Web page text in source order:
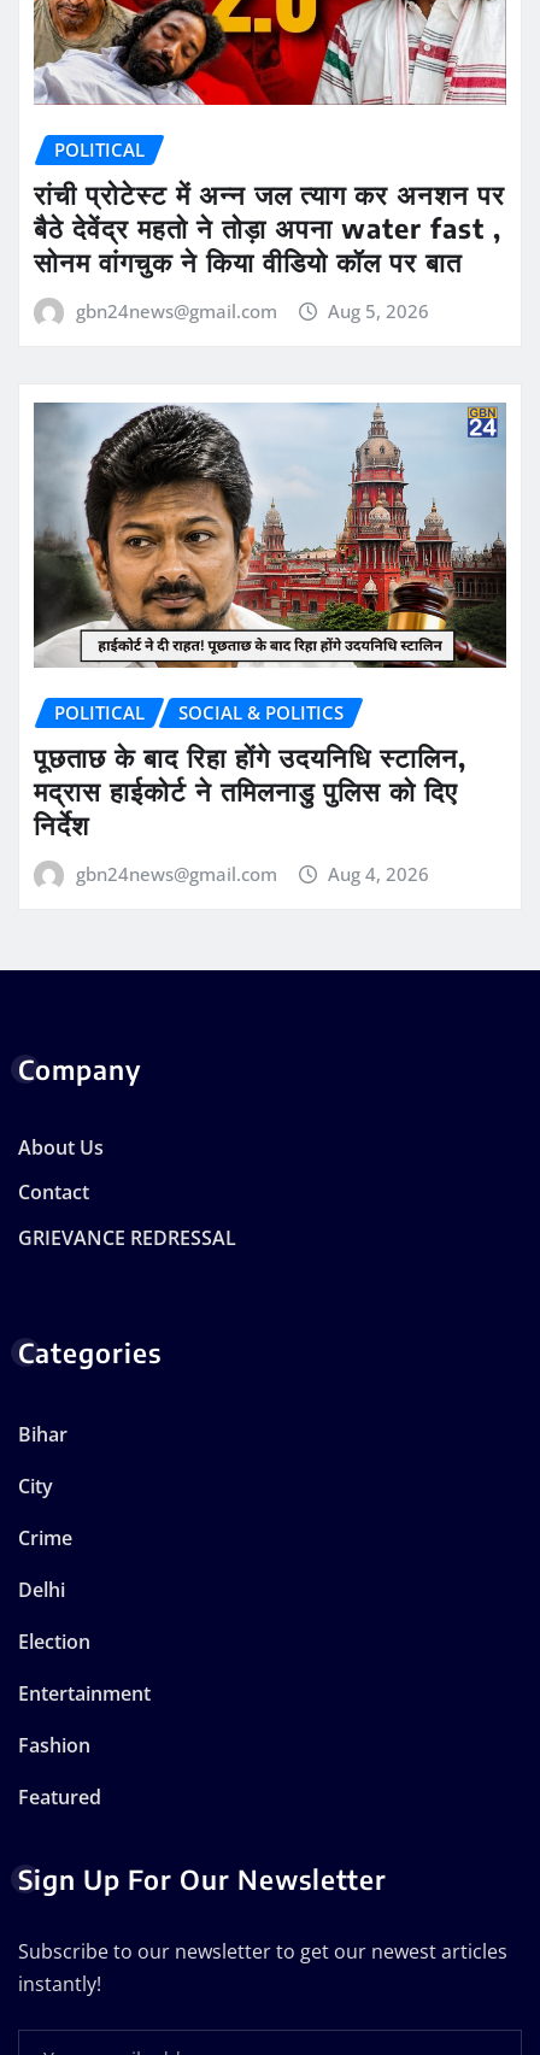
POLITICAL
रांची प्रोटेस्ट में अन्न जल त्याग कर अनशन पर
बैठे देवेंद्र महतो ने तोड़ा अपना water fast ,
सोनम वांगचुक ने किया वीडियो कॉल पर बात
gbn24news@gmail.com Aug 5, 2026
POLITICAL SOCIAL & POLITICS
पूछताछ के बाद रिहा होंगे उदयनिधि स्टालिन,
मद्रास हाईकोर्ट ने तमिलनाडु पुलिस को दिए
निर्देश
gbn24news@gmail.com Aug 4, 2026
Company
About Us
Contact
GRIEVANCE REDRESSAL
Categories
Bihar
City
Crime
Delhi
Election
Entertainment
Fashion
Featured
Sign Up For Our Newsletter
Subscribe to our newsletter to get our newest articles
instantly!